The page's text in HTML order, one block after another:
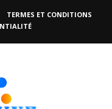
TERMES ET CONDITIONS